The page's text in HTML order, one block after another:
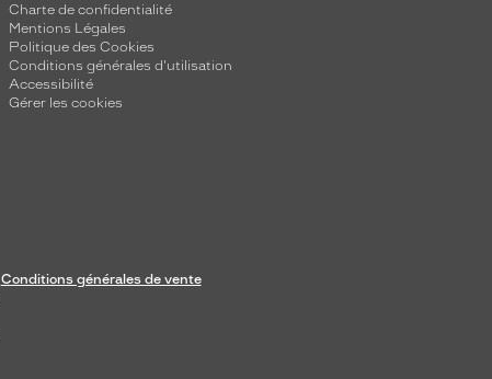
Charte de confidentialité
Mentions Légales
Politique des Cookies
Conditions générales d'utilisation
Accessibilité
Gérer les cookies
Conditions générales de vente